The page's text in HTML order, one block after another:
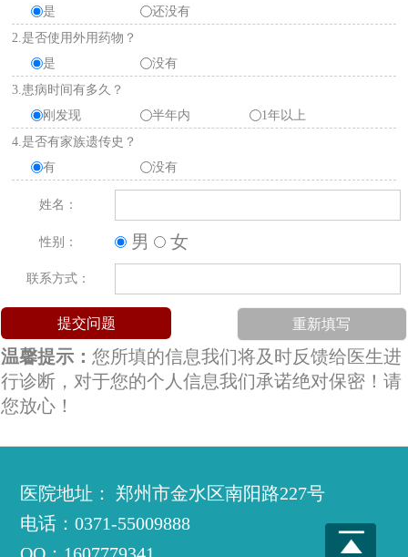
是
还没有
2.是否使用外用药物？
是
没有
3.患病时间有多久？
刚发现
半年内
1年以上
4.是否有家族遗传史？
有
没有
姓名：
性别： 男 女
联系方式：
温馨提示：您所填的信息我们将及时反馈给医生进
行诊断，对于您的个人信息我们承诺绝对保密！请
您放心！
医院地址： 郑州市金水区南阳路227号
电话：0371-55009888